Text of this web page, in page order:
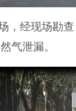
，经现场勘
气泄漏。